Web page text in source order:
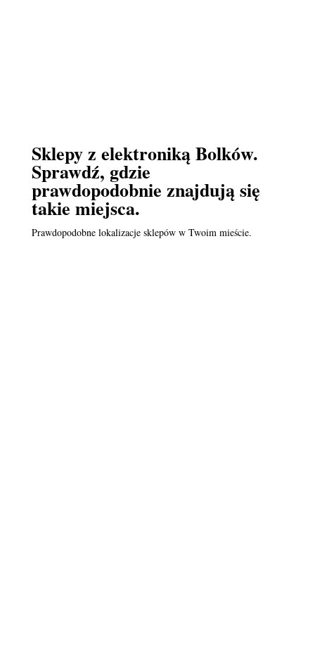
Sklepy z elektroniką Bolków.
Sprawdź, gdzie
prawdopodobnie znajdują się
takie miejsca.
Prawdopodobne lokalizacje sklepów w Twoim mieście.